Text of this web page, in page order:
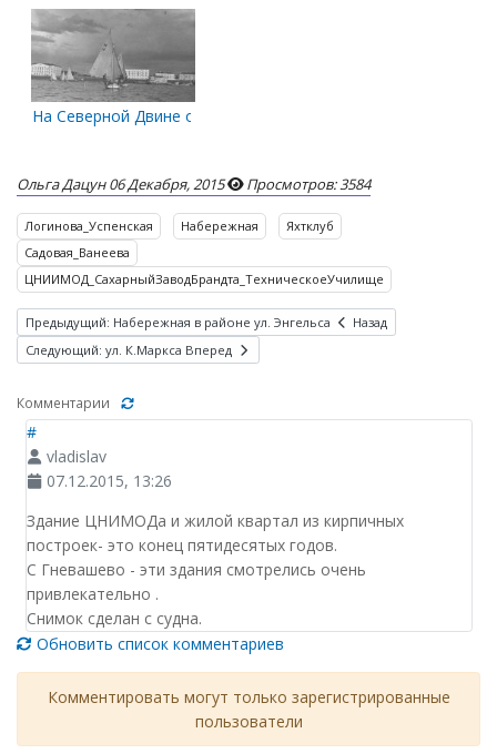
На Северной Двине около Яхт-Клуба.
Ольга Дацун 06 Декабря, 2015 Просмотров: 3584
Логинова_Успенская Набережная
Яхтклуб
Садовая_Ванеева
ЦНИИМОД_СахарныйЗаводБрандта_ТехническоеУчилище
Предыдущий: Набережная в районе ул. Энгельса
Назад
Следующий: ул. К.Маркса Вперед
Комментарии
#
vladislav
07.12.2015, 13:26
Здание ЦНИМОДа и жилой квартал из кирпичных
построек- это конец пятидесятых годов.
С Гневашево - эти здания смотрелись очень
привлекательно .
Снимок сделан с судна.
Обновить список комментариев
Комментировать могут только зарегистрированные
пользователи